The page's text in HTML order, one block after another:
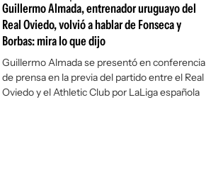
Newsletters
Argentina
Estados Unidos
Guillermo Almada, entrenador uruguayo del
Real Oviedo, volvió a hablar de Fonseca y
Borbas: mira lo que dijo
Guillermo Almada se presentó en conferencia
de prensa en la previa del partido entre el Real
Oviedo y el Athletic Club por LaLiga española